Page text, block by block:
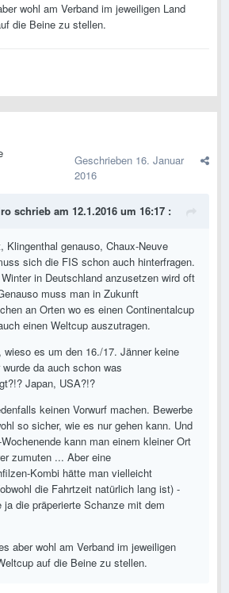
wohl am Verband im jeweiligen Land
die Beine zu stellen.
Geschrieben 16. Januar
2016
schrieb am 12.1.2016 um 16:17 :
Klingenthal genauso, Chaux-Neuve
sich die FIS schon auch hinterfragen.
in Deutschland anzusetzen wird oft
muss man in Zukunft
an Orten wo es einen Continentalcup
einen Weltcup auszutragen.
wieso es um den 16./17. Jänner keine
da auch schon was
Japan, USA?!?
keinen Vorwurf machen. Bewerbe
so sicher, wie es nur gehen kann. Und
kann man einem kleiner Ort
zumuten ... Aber eine
Kombi hätte man vielleicht
die Fahrtzeit natürlich lang ist) -
die präperierte Schanze mit dem
aber wohl am Verband im jeweiligen
auf die Beine zu stellen.